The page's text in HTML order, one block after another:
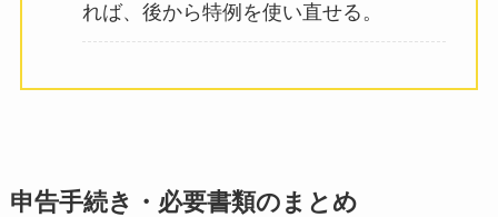
れば、後から特例を使い直せる。
申告手続き・必要書類のまとめ